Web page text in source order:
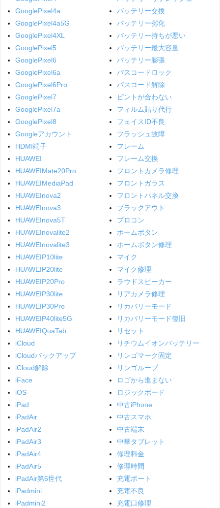
GooglePixel4a
GooglePixel4a5G
GooglePixel4XL
GooglePixel5
GooglePixel6
GooglePixel6a
GooglePixel6Pro
GooglePixel7
GooglePixel7a
GooglePixel8
Googleアカウント
HDMI端子
HUAWEI
HUAWEIMate20Pro
HUAWEIMediaPad
HUAWEInova2
HUAWEInova3
HUAWEInova5T
HUAWEInovalite2
HUAWEInovalite3
HUAWEIP10lite
HUAWEIP20lite
HUAWEIP20Pro
HUAWEIP30lite
HUAWEIP30Pro
HUAWEIP40lite5G
HUAWEIQuaTab
iCloud
iCloudバックアップ
iCloud解除
iFace
iOS
iPad
iPadAir
iPadAir2
iPadAir3
iPadAir4
iPadAir5
iPadAir第6世代
iPadmini
iPadmini2
バッテリー交換
バッテリー劣化
バッテリー持ちが悪い
バッテリー最大容量
バッテリー膨張
パスコードロック
パスコード解除
ピントが合わない
フィルム貼り代行
フェイスID不良
フラッシュ故障
フレーム
フレーム交換
フロントカメラ修理
フロントガラス
フロントパネル交換
ブラックアウト
プロコン
ホームボタン
ホームボタン修理
マイク
マイク修理
ラウドスピーカー
リアカメラ修理
リカバリーモード
リカバリーモード復旧
リセット
リチウムイオンバッテリー
リンゴマーク固定
リンゴループ
ロゴから進まない
ロジックボード
中古iPhone
中古スマホ
中古端末
中華タブレット
修理料金
修理時間
充電ポート
充電不良
充電口修理